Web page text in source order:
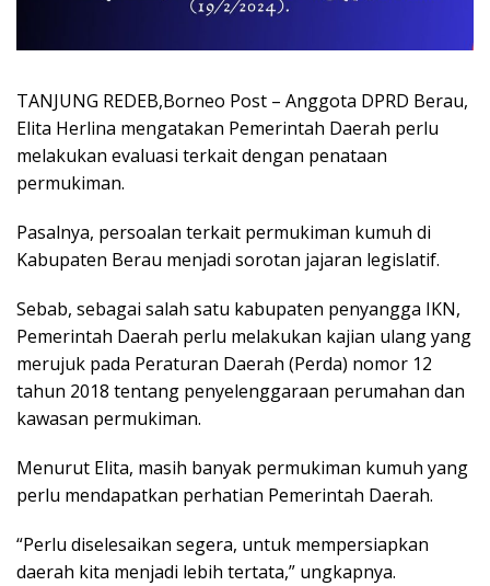
TANJUNG REDEB,Borneo Post – Anggota DPRD Berau,
Elita Herlina mengatakan Pemerintah Daerah perlu
melakukan evaluasi terkait dengan penataan
permukiman.
Pasalnya, persoalan terkait permukiman kumuh di
Kabupaten Berau menjadi sorotan jajaran legislatif.
Sebab, sebagai salah satu kabupaten penyangga IKN,
Pemerintah Daerah perlu melakukan kajian ulang yang
merujuk pada Peraturan Daerah (Perda) nomor 12
tahun 2018 tentang penyelenggaraan perumahan dan
kawasan permukiman.
Menurut Elita, masih banyak permukiman kumuh yang
perlu mendapatkan perhatian Pemerintah Daerah.
“Perlu diselesaikan segera, untuk mempersiapkan
daerah kita menjadi lebih tertata,” ungkapnya.